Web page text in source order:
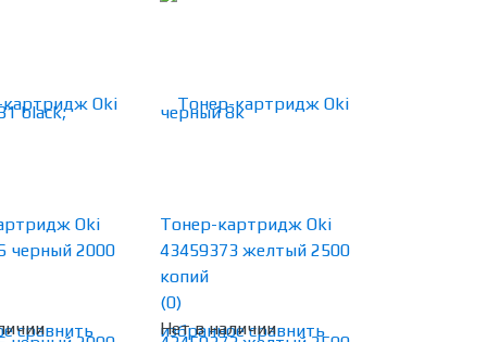
сравнить
Oki
черный 2000
избранное сравнить
Тонер-картридж Oki
43459373 желтый 2500
копий
(0)
Нет в наличии